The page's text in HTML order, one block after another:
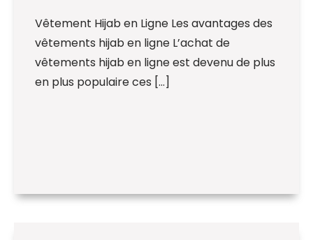
Vêtement Hijab en Ligne Les avantages des
vêtements hijab en ligne L’achat de
vêtements hijab en ligne est devenu de plus
en plus populaire ces […]